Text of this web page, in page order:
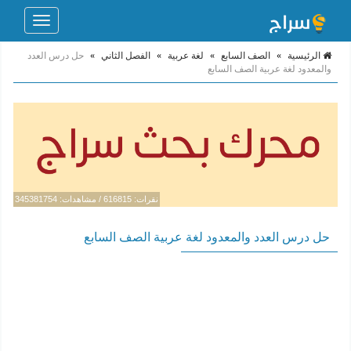
Toggle
الرئيسية » الصف السابع » لغة عربية » الفصل الثاني » حل درس العدد
والمعدود لغة عربية الصف السابع
نقرات: 616815 / مشاهدات: 345381754
حل درس العدد والمعدود لغة عربية الصف السابع